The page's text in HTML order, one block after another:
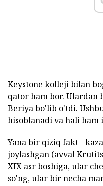
Keystone kolleji bilan
qator ham bor. Ulardan
Beriya bo'lib o'tdi.
hisoblanadi va hali ham
Yana bir qiziq fakt -
joylashgan (avval
XIX asr boshiga, ular
so'ng, ular bir necha